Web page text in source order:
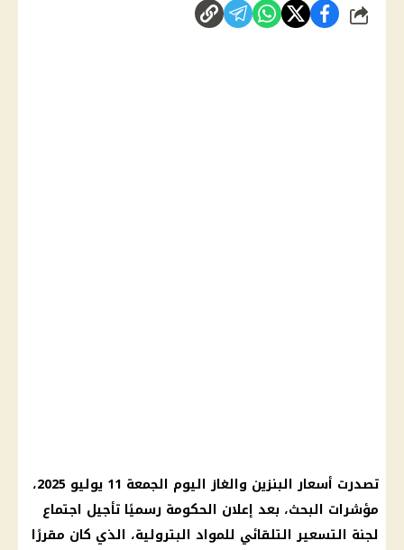
شارك
تصدرت أسعار البنزين والغاز اليوم الجمعة 11 يوليو 2025
،
مؤشرات البحث، بعد إعلان الحكومة رسميًا تأجيل اجتماع
لجنة التسعير التلقائي للمواد البترولية، الذي كان مقررًا